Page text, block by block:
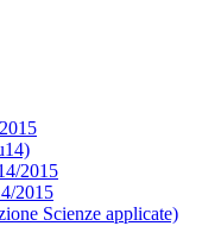
2015
2015
Scienze applicate)